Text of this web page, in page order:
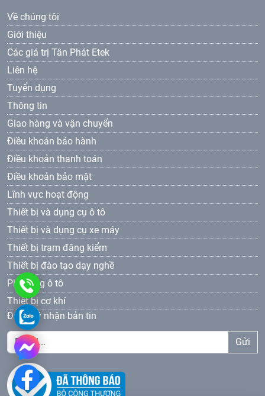
Về chúng tôi
Giới thiệu
Các giá trị Tân Phát Etek
Liên hệ
Tuyển dụng
Thông tin
Giao hàng và vận chuyển
Điều khoản bảo hành
Điều khoản thanh toán
Điều khoản bảo mật
Lĩnh vực hoạt động
Thiết bị và dụng cụ ô tô
Thiết bị và dụng cụ xe máy
Thiết bị trạm đăng kiểm
Thiết bị đào tạo dạy nghề
Phụ tùng ô tô
Thiết bị cơ khí
Đăng ký nhận bản tin
Gửi
0961
69
81
0961693381